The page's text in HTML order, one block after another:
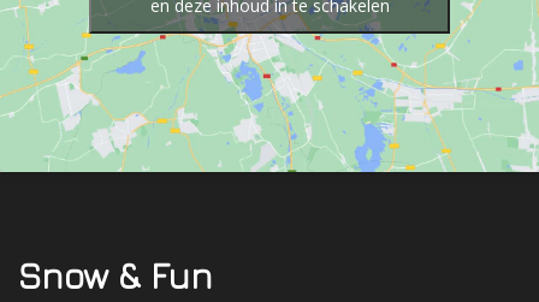
en deze inhoud in te schakelen
Snow & Fun